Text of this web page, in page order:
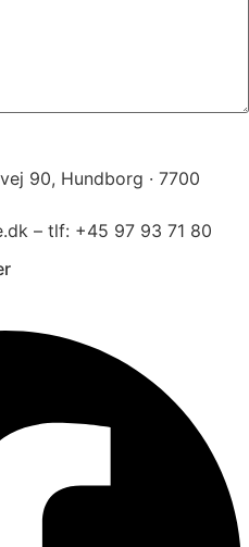
90, Hundborg · 7700
– tlf: +45 97 93 71 80